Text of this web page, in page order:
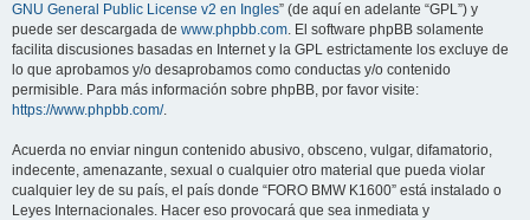
GNU General Public License v2 en Ingles” (de aquí en adelante “GPL”) y
puede ser descargada de www.phpbb.com . El software phpBB solamente
facilita discusiones basadas en Internet y la GPL estrictamente los excluye de
lo que aprobamos y/o desaprobamos como conductas y/o contenido
permisible. Para más información sobre phpBB, por favor visite:
https://www.phpbb.com/.
Acuerda no enviar ningun contenido abusivo, obsceno, vulgar, difamatorio,
indecente, amenazante, sexual o cualquier otro material que pueda violar
cualquier ley de su país, el país donde “FORO BMW K1600” está instalado o
Leyes Internacionales. Hacer eso provocará que sea inmediata y